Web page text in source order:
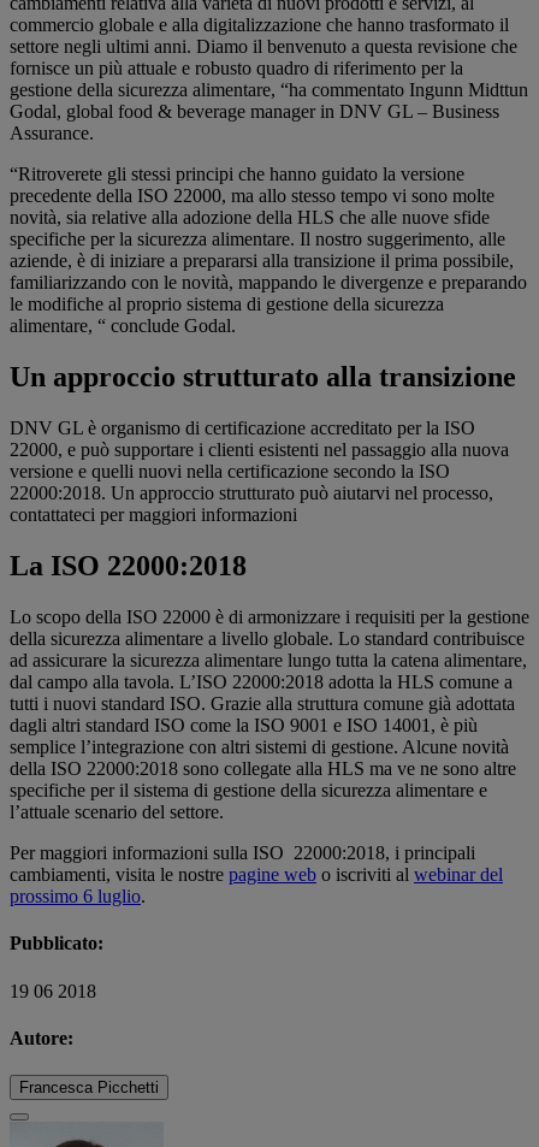
commercio globale e alla digitalizzazione che hanno trasformato il
settore negli ultimi anni. Diamo il benvenuto a questa revisione che
fornisce un più attuale e robusto quadro di riferimento per la
gestione della sicurezza alimentare, “ha commentato Ingunn Midttun
Godal, global food & beverage manager in DNV GL – Business
Assurance.
“Ritroverete gli stessi principi che hanno guidato la versione
precedente della ISO 22000, ma allo stesso tempo vi sono molte
novità, sia relative alla adozione della HLS che alle nuove sfide
specifiche per la sicurezza alimentare. Il nostro suggerimento, alle
aziende, è di iniziare a prepararsi alla transizione il prima possibile,
familiarizzando con le novità, mappando le divergenze e preparando
le modifiche al proprio sistema di gestione della sicurezza
alimentare, “ conclude Godal.
Un approccio strutturato alla transizione
DNV GL è organismo di certificazione accreditato per la ISO
22000, e può supportare i clienti esistenti nel passaggio alla nuova
versione e quelli nuovi nella certificazione secondo la ISO
22000:2018. Un approccio strutturato può aiutarvi nel processo,
contattateci per maggiori informazioni
La ISO 22000:2018
Lo scopo della ISO 22000 è di armonizzare i requisiti per la gestione
della sicurezza alimentare a livello globale. Lo standard contribuisce
ad assicurare la sicurezza alimentare lungo tutta la catena alimentare,
dal campo alla tavola. L’ISO 22000:2018 adotta la HLS comune a
tutti i nuovi standard ISO. Grazie alla struttura comune già adottata
dagli altri standard ISO come la ISO 9001 e ISO 14001, è più
semplice l’integrazione con altri sistemi di gestione. Alcune novità
della ISO 22000:2018 sono collegate alla HLS ma ve ne sono altre
specifiche per il sistema di gestione della sicurezza alimentare e
l’attuale scenario del settore.
Per maggiori informazioni sulla ISO 22000:2018, i principali
cambiamenti, visita le nostre pagine web o iscriviti al webinar del
prossimo 6 luglio.
Pubblicato:
19 06 2018
Autore:
Francesca Picchetti